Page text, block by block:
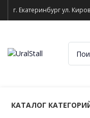
г. Екатеринбург ул.
КАТАЛОГ